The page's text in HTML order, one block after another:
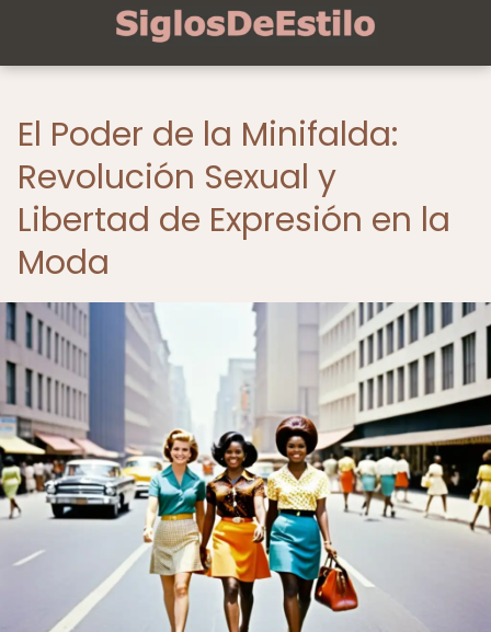
El Poder de la Minifalda:
Revolución Sexual y
Libertad de Expresión en la
Moda